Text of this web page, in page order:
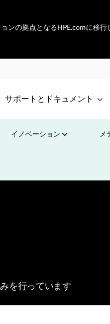
ンの拠点となるHPE.comに移行
サポートとドキュメント
イノベーション メ
を行っています